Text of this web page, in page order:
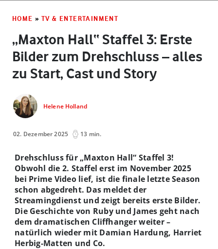
HOME » TV & ENTERTAINMENT
„Maxton Hall“ Staffel 3: Erste
Bilder zum Drehschluss – alles
zu Start, Cast und Story
Helene Holland
02. Dezember 2025 13 min.
Drehschluss für „Maxton Hall“ Staffel 3!
Obwohl die 2. Staffel erst im November 2025
bei Prime Video lief, ist die finale letzte Season
schon abgedreht. Das meldet der
Streamingdienst und zeigt bereits erste Bilder.
Die Geschichte von Ruby und James geht nach
dem dramatischen Cliffhanger weiter –
natürlich wieder mit Damian Hardung, Harriet
Herbig-Matten und Co.